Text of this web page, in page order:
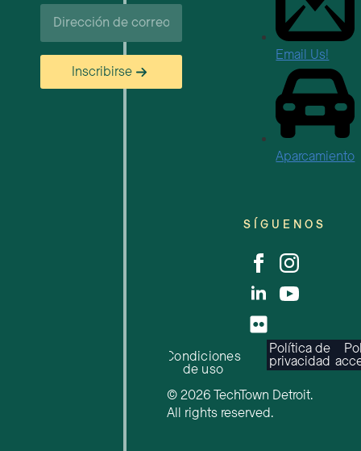
Correo
electrónico
Inscribirse
Email Us!
Aparcamiento
SÍGUENOS
Condiciones
de uso
Política de
privacidad
© 2026 TechTown Detroit.
All rights reserved.